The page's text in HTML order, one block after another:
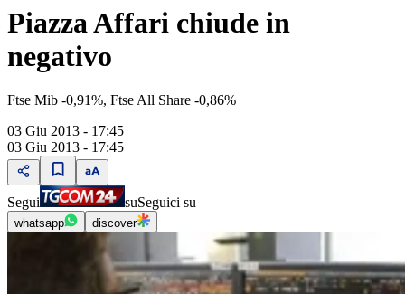
Piazza Affari chiude in
negativo
Ftse Mib -0,91%, Ftse All Share -0,86%
03 Giu 2013 - 17:45
03 Giu 2013 - 17:45
Segui suSeguici su
whatsapp discover